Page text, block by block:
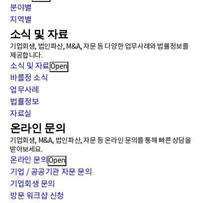
분야별
지역별
소식 및 자료
기업회생, 법인파산, M&A, 자문 등 다양한 업무사례와 법률정보를
제공합니다.
소식 및 자료Open
바를정 소식
업무사례
법률정보
자료실
온라인 문의
기업회생, M&A, 법인파산, 자문 등 온라인 문의를 통해 빠른 상담을
받아보세요.
온라인 문의 Open
기업 / 공공기관 자문 문의
기업회생 문의
방문 워크샵 신청